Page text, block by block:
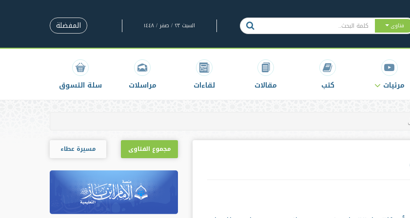
فتاوى السبت ٢٣ / صفر / ١٤٤٨ المفضلة
مرئيات كتب مقالات لقاءات مراسلات سلة التسوق
مجموع الفتاوى مسيرة عطاء